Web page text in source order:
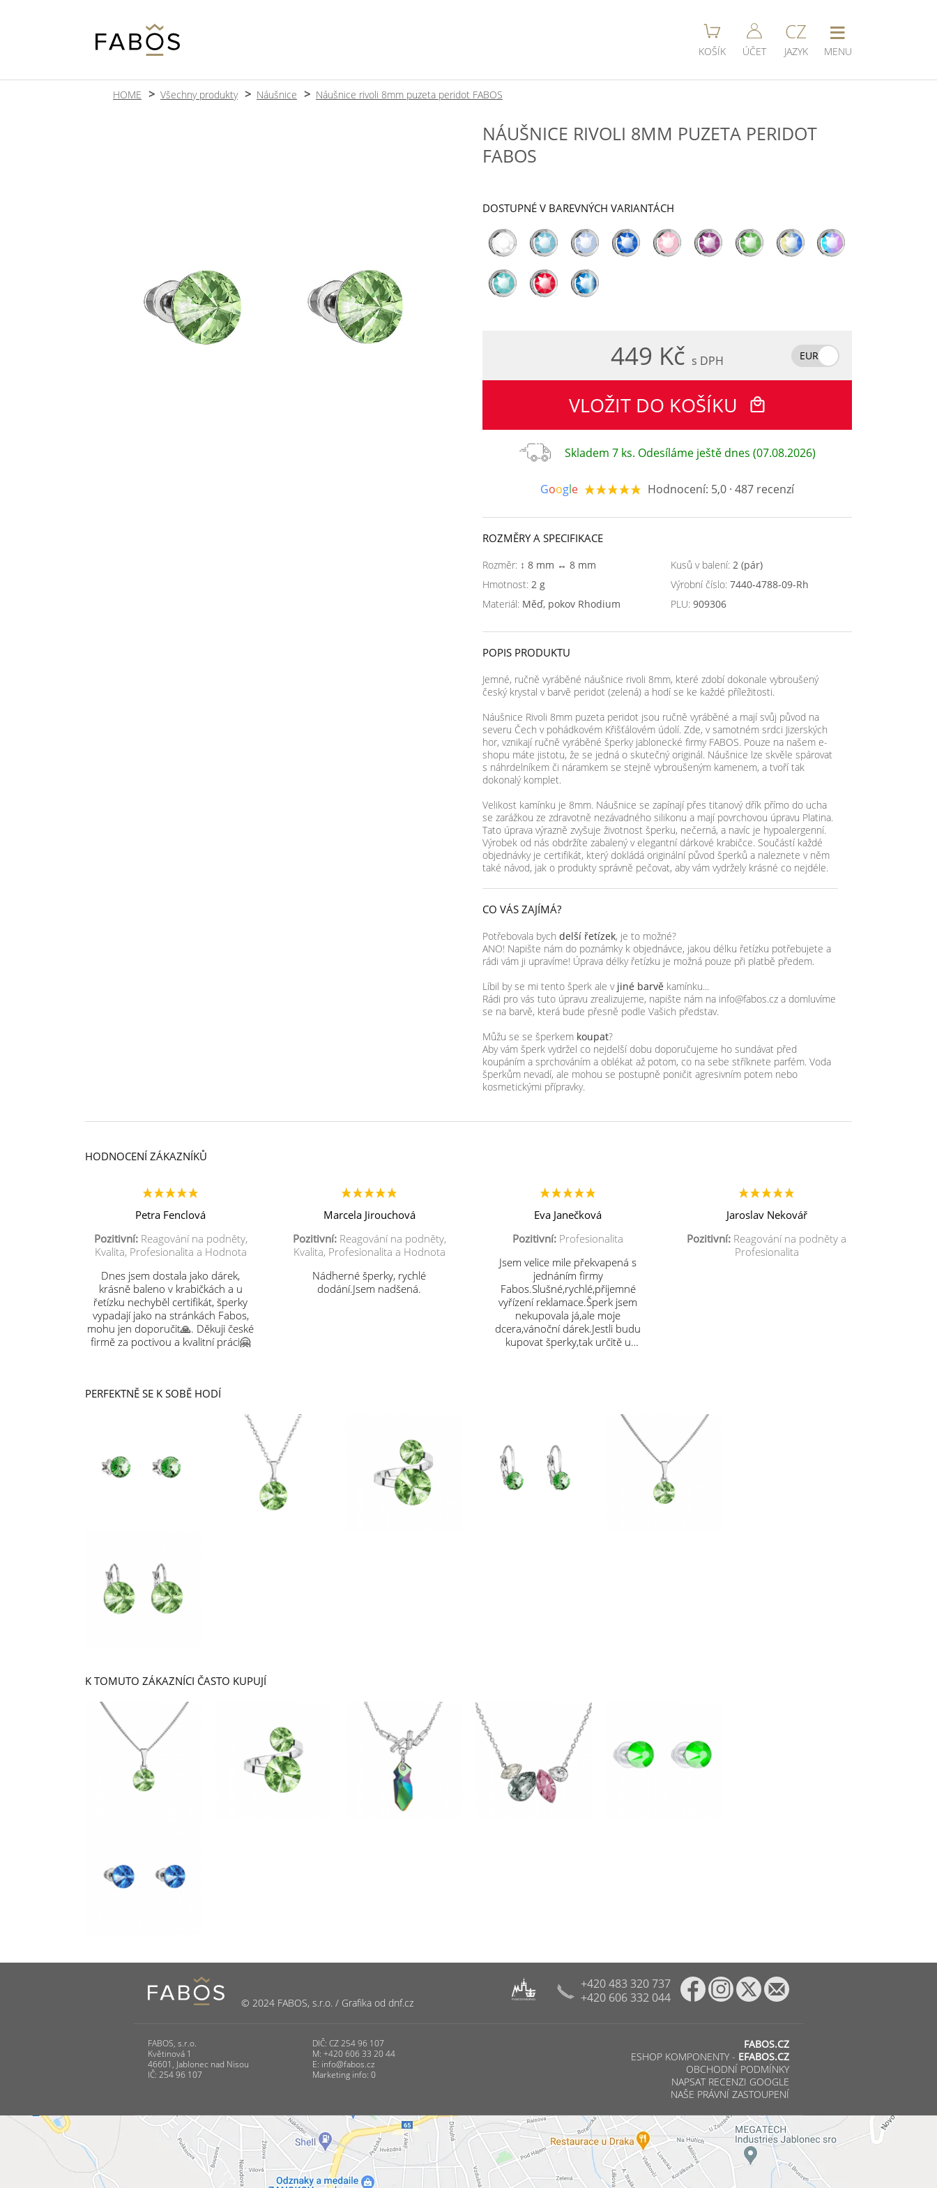
KOŠÍK ÚČET
CZ
JAZYK
≡
MENU
HOME Všechny produkty Náušnice Náušnice rivoli 8mm puzeta peridot FABOS
NÁUŠNICE RIVOLI 8MM PUZETA PERIDOT
FABOS
DOSTUPNÉ V BAREVNÝCH VARIANTÁCH
449 Kč s DPH EUR
VLOŽIT DO KOŠÍKU
Skladem 7 ks. Odesíláme ještě dnes (07.08.2026)
Google Hodnocení: 5,0 · 487 recenzí
ROZMĚRY A SPECIFIKACE
Rozměr: ↕ 8 mm ↔ 8 mm
Hmotnost: 2 g
Materiál: Měď, pokov Rhodium
Kusů v balení: 2 (pár)
Výrobní číslo: 7440-4788-09-Rh
PLU: 909306
POPIS PRODUKTU
Jemné, ručně vyráběné náušnice rivoli 8mm, které zdobí dokonale vybroušený
český krystal v barvě peridot (zelená) a hodí se ke každé příležitosti.
Náušnice Rivoli 8mm puzeta peridot jsou ručně vyráběné a mají svůj původ na
severu Čech v pohádkovém Křišťálovém údolí. Zde, v samotném srdci Jizerských
hor, vznikají ručně vyráběné šperky jablonecké firmy FABOS. Pouze na našem e-
shopu máte jistotu, že se jedná o skutečný originál. Náušnice lze skvěle spárovat
s náhrdelníkem či náramkem se stejně vybroušeným kamenem, a tvoří tak
dokonalý komplet.
Velikost kamínku je 8mm. Náušnice se zapínají přes titanový dřík přímo do ucha
se zarážkou ze zdravotně nezávadného silikonu a mají povrchovou úpravu Platina.
Tato úprava výrazně zvyšuje životnost šperku, nečerná, a navíc je hypoalergenní.
Výrobek od nás obdržíte zabalený v elegantní dárkové krabičce. Součástí každé
objednávky je certifikát, který dokládá originální původ šperků a naleznete v něm
také návod, jak o produkty správně pečovat, aby vám vydržely krásné co nejdéle.
CO VÁS ZAJÍMÁ?
Potřebovala bych delší řetízek, je to možné?
ANO! Napište nám do poznámky k objednávce, jakou délku řetízku potřebujete a
rádi vám ji upravíme! Úprava délky řetízku je možná pouze při platbě předem.
Líbil by se mi tento šperk ale v jiné barvě kamínku...
Rádi pro vás tuto úpravu zrealizujeme, napište nám na info@fabos.cz a domluvíme
se na barvě, která bude přesně podle Vašich představ.
Můžu se se šperkem koupat?
Aby vám šperk vydržel co nejdelší dobu doporučujeme ho sundávat před
koupáním a sprchováním a oblékat až potom, co na sebe stříknete parfém. Voda
šperkům nevadí, ale mohou se postupně poničit agresivním potem nebo
kosmetickými přípravky.
HODNOCENÍ ZÁKAZNÍKŮ
Petra Fenclová
Pozitivní:Reagování na podněty,
Kvalita, Profesionalita a Hodnota
Dnes jsem dostala jako dárek,
krásně baleno v krabičkách a u
řetízku nechyběl certifikát, šperky
vypadají jako na stránkách Fabos,
mohu jen doporučit🙏. Děkuji české
firmě za poctivou a kvalitní práci🤗
Marcela Jirouchová
Pozitivní:Reagování na podněty,
Kvalita, Profesionalita a Hodnota
Nádherné šperky, rychlé
dodání.Jsem nadšená.
Eva Janečková
Pozitivní: Profesionalita
Jsem velice mile překvapená s
jednáním firmy
Fabos.Slušné,rychlé,přijemné
vyřízení reklamace.Šperk jsem
nekupovala já,ale moje
dcera,vánoční dárek.Jestli budu
kupovat šperky,tak určitě u
Jaroslav Nekovář
Pozitivní: Reagování na podněty a
Profesionalita
PERFEKTNĚ SE K SOBĚ HODÍ
K TOMUTO ZÁKAZNÍCI ČASTO KUPUJÍ
© 2024 FABOS, s.r.o. / Grafika od dnf.cz PUNCOVNÍ ÚŘAD
+420 483 320 737
+420 606 332 044
FABOS, s.r.o.
Květinová 1
46601, Jablonec nad Nisou
IČ: 254 96 107
DIČ: CZ 254 96 107
M: +420 606 33 20 44
E: info@fabos.cz
Marketing info: 0
FABOS.CZ
ESHOP KOMPONENTY - EFABOS.CZ
OBCHODNÍ PODMÍNKY
NAPSAT RECENZI GOOGLE
NAŠE PRÁVNÍ ZASTOUPENÍ